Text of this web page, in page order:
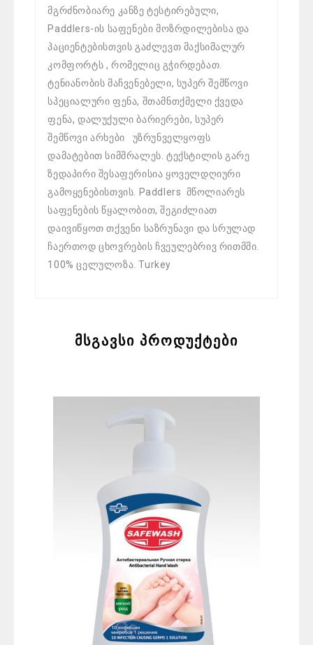
მგრძნობიარე კანზე ტესტირებული,
Paddlers-ის საფენები მოზრდილებისა და
პაციენტებისთვის გაძლევთ მაქსიმალურ
კომფორტს , რომელიც გჭირდებათ.
ტენიანობის მაჩვენებელი, სუპერ შემწოვი
სპეციალური ფენა, შთამნთქმელი ქვედა
ფენა, დალუქული ბარიერები, სუპერ
შემწოვი არხები უზრუნველყოფს
დამატებით სიმშრალეს. ტექსტილის გარე
ზედაპირი შესაფერისია ყოველდღიური
გამოყენებისთვის. Paddlers მწოლიარეს
საფენების წყალობით, შეგიძლიათ
დაივიწყოთ თქვენი საზრუნავი და სრულად
ჩაერთოდ ცხოვრების ჩვეულებრივ რითმში.
100% ცელულოზა. Turkey
მსგავსი პროდუქტები